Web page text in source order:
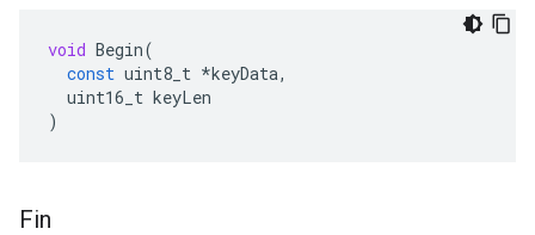
void Begin(
const uint8_t *keyData,
uint16_t keyLen
)
Fin